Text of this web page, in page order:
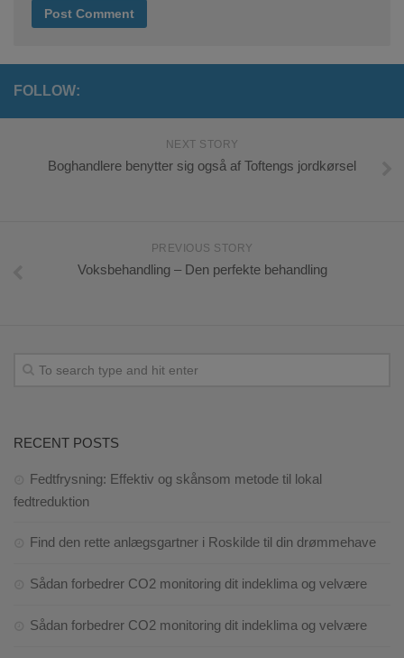
FOLLOW:
NEXT STORY
Boghandlere benytter sig også af Toftengs jordkørsel
PREVIOUS STORY
Voksbehandling – Den perfekte behandling
RECENT POSTS
Fedtfrysning: Effektiv og skånsom metode til lokal
fedtreduktion
Find den rette anlægsgartner i Roskilde til din drømmehave
Sådan forbedrer CO2 monitoring dit indeklima og velvære
Sådan forbedrer CO2 monitoring dit indeklima og velvære